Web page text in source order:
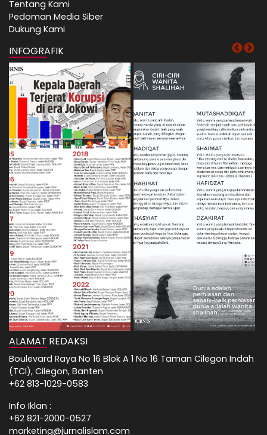
Tentang Kami
Pedoman Media Siber
Dukung Kami
INFOGRAFIK
ALAMAT REDAKSI
Boulevard Raya No 16 Blok A 1 No 16 Taman Cilegon Indah
(TCI), Cilegon, Banten
+62 813-1029-0583
Info Iklan :
+62 821-2000-0527
marketing@jurnalislam.com